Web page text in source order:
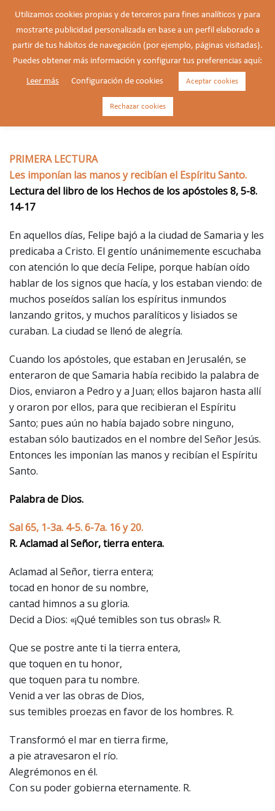
10/05/2026 – Domingo de la 6ª
semana de Pascua.
PRIMERA LECTURA
Les imponían las manos y recibían el Espíritu Santo.
Lectura del libro de los Hechos de los apóstoles 8, 5-8.
14-17
En aquellos días, Felipe bajó a la ciudad de Samaria y les
predicaba a Cristo. El gentío unánimemente escuchaba
con atención lo que decía Felipe, porque habían oído
hablar de los signos que hacía, y los estaban viendo: de
muchos poseídos salían los espíritus inmundos
lanzando gritos, y muchos paralíticos y lisiados se
curaban. La ciudad se llenó de alegría.
Cuando los apóstoles, que estaban en Jerusalén, se
enteraron de que Samaria había recibido la palabra de
Dios, enviaron a Pedro y a Juan; ellos bajaron hasta allí
y oraron por ellos, para que recibieran el Espíritu
Santo; pues aún no había bajado sobre ninguno,
estaban sólo bautizados en el nombre del Señor Jesús.
Entonces les imponían las manos y recibían el Espíritu
Santo.
Palabra de Dios.
Sal 65, 1-3a. 4-5. 6-7a. 16 y 20.
R. Aclamad al Señor, tierra entera.
Aclamad al Señor, tierra entera;
tocad en honor de su nombre,
cantad himnos a su gloria.
Decid a Dios: «¡Qué temibles son tus obras!» R.
Que se postre ante ti la tierra entera,
que toquen en tu honor,
que toquen para tu nombre.
Venid a ver las obras de Dios,
sus temibles proezas en favor de los hombres. R.
Transformó el mar en tierra firme,
a pie atravesaron el río.
Alegrémonos en él.
Con su poder gobierna eternamente. R.
Utilizamos cookies propias y de terceros para fines analíticos y para
mostrarte publicidad personalizada en base a un perfil elaborado a
partir de tus hábitos de navegación (por ejemplo, páginas visitadas).
Puedes obtener más información y configurar tus preferencias aquí:
Leer más Configuración de cookies Aceptar cookies
Rechazar cookies